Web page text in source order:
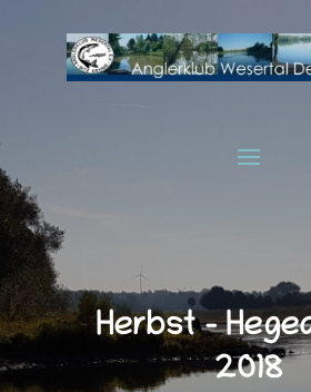
Herbst –
2018